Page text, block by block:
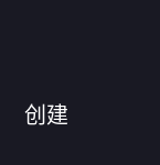
创建